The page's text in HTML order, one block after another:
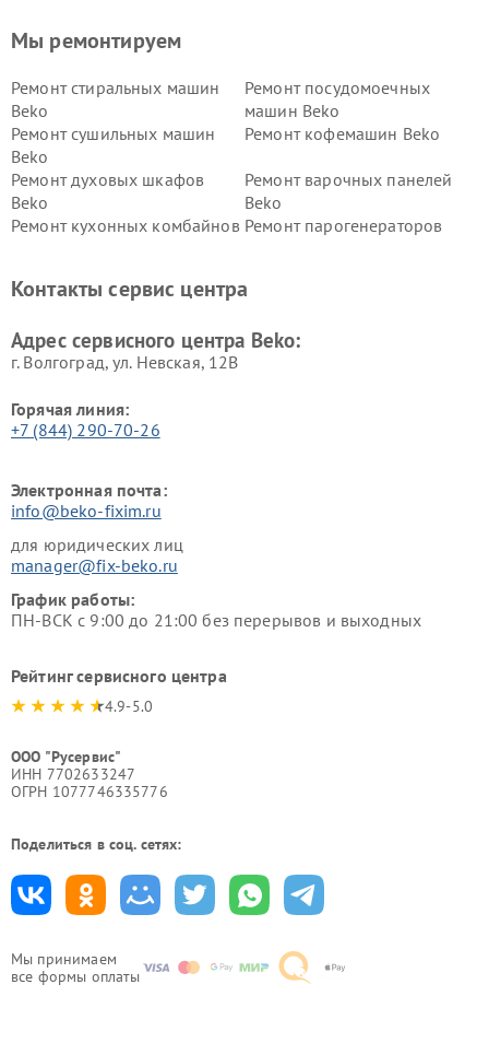
Мы принимаем
все формы оплаты
Мы ремонтируем
Ремонт стиральных машин
Beko
Ремонт посудомоечных
машин Beko
Ремонт сушильных машин
Beko
Ремонт кофемашин Beko
Ремонт духовых шкафов
Beko
Ремонт варочных панелей
Beko
Ремонт кухонных комбайнов Ремонт парогенераторов
Ремонт холодильников Beko Ремонт морозильных камер
Контакты сервис центра
Адрес сервисного центра Beko:
г. Волгоград, ул. Невская, 12В
Горячая линия:
+7 (844) 290-70-26
Электронная почта:
info@beko-fixim.ru
для юридических лиц
manager@fix-beko.ru
График работы:
ПН-ВСК с 9:00 до 21:00 без перерывов и выходных
Рейтинг сервисного центра
4.9-5.0
ООО "Русервис"
ИНН 7702633247
ОГРН 1077746335776
Поделиться в соц. сетях: